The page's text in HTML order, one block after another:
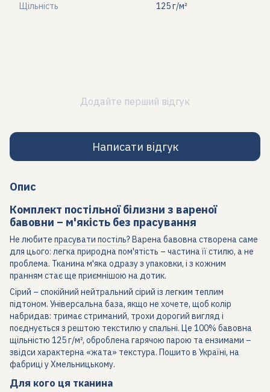
Щільність 125 г/м²
Додайте перший відгук
Написати відгук
Опис
Комплект постільної білизни з вареної
бавовни – м'якість без прасування
Не любите прасувати постіль? Варена бавовна створена саме
для цього: легка природна пом'ятість – частина її стилю, а не
проблема. Тканина м'яка одразу з упаковки, і з кожним
пранням стає ще приємнішою на дотик.
Сірий – спокійний нейтральний сірий із легким теплим
підтоном. Універсальна база, якщо не хочете, щоб колір
набридав: тримає стриманий, трохи дорогий вигляд і
поєднується з рештою текстилю у спальні. Це 100% бавовна
щільністю 125 г/м², оброблена гарячою парою та ензимами –
звідси характерна «жата» текстура. Пошито в Україні, на
фабриці у Хмельницькому.
Для кого ця тканина